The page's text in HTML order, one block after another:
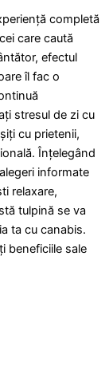
completă
care caută
efectul
îl fac o
stresul de zi cu
cu prietenii,
Înțelegând
informate
relaxare,
tulpină se va
ta cu canabis.
beneficiile sale